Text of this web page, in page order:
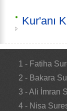
Kur'anı
1 - Fatiha
2 - Bakara
3 - Ali İmran
4 - Nisa